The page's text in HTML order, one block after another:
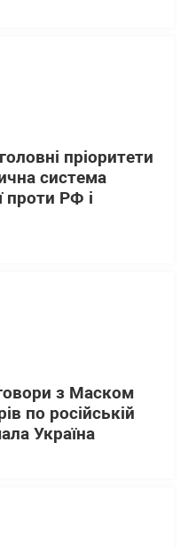
пріоритети
система
проти РФ і
з Маском
по російській
Україна